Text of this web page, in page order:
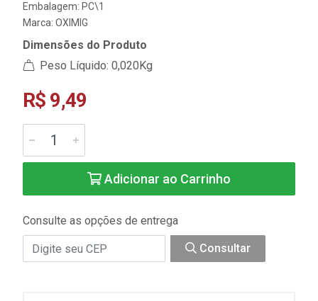
Embalagem: PC\1
Marca: OXIMIG
Dimensões do Produto
Peso Líquido: 0,020Kg
R$ 9,49
Adicionar ao Carrinho
Consulte as opções de entrega
Consultar